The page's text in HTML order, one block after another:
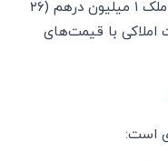
است، در حالی که حداقل هزینه خرید ملک ۱ میلیون درهم (۲۶
املاکی با قیمت‌های
است: